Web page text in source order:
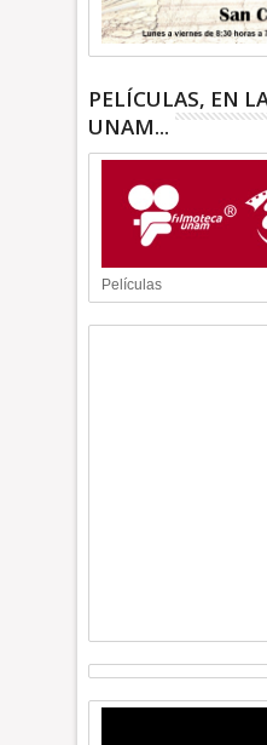
PELÍCULAS, EN
UNAM...
Películas